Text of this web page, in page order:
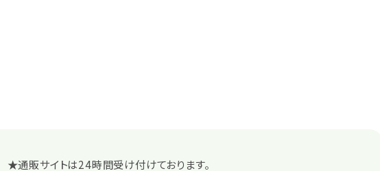
★通販サイトは24時間受け付けております。